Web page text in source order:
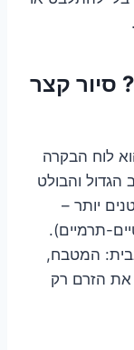
קצר
לוח הבקרה
והבולט
יותר –
תרמיים).
המטבח,
את הזרם רק